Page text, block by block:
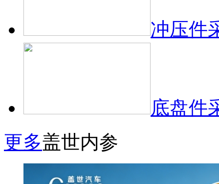
冲压件
底盘件
更多盖世内参